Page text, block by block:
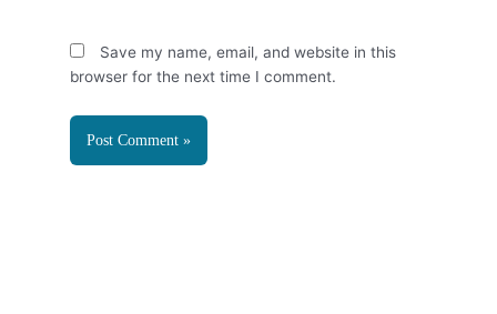
Save my name, email, and website in this
browser for the next time I comment.